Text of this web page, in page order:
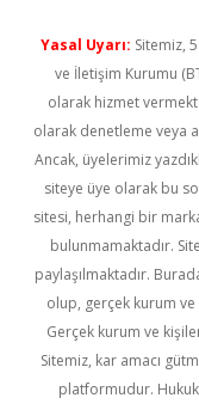
Yasal Uyarı: Sitemiz,
ve İletişim Kurumu
olarak hizmet
olarak denetleme veya
Ancak, üyelerimiz
siteye üye olarak bu
sitesi, herhangi bir
bulunmamaktadır.
paylaşılmaktadır.
olup, gerçek kurum ve
Gerçek kurum ve
Sitemiz, kar amacı
platformudur.